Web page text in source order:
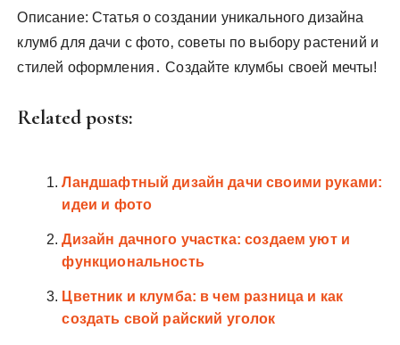
Описание: Статья о создании уникального дизайна
клумб для дачи с фото‚ советы по выбору растений и
стилей оформления․ Создайте клумбы своей мечты!
Related posts:
Ландшафтный дизайн дачи своими руками:
идеи и фото
Дизайн дачного участка: создаем уют и
функциональность
Цветник и клумба: в чем разница и как
создать свой райский уголок